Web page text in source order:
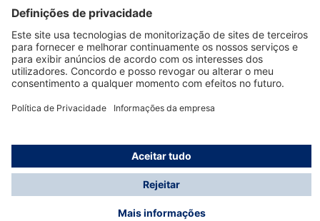
Utilização da loja
Informações
© Dräger Portugal, Lda, 2024
* Todos os preços excl. IVA mais
possíveis taxas de entrega, se não for indicado o